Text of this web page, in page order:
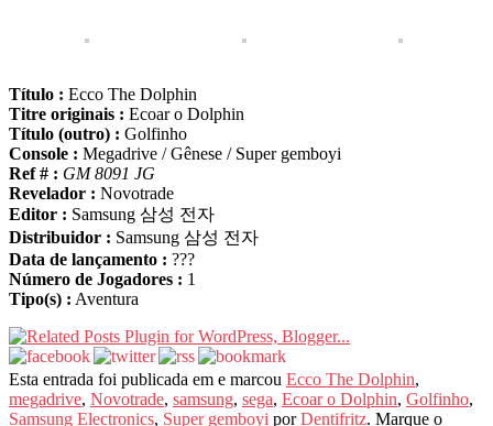
Título : Ecco The Dolphin
Titre originais : Ecoar o Dolphin
Título (outro) : Golfinho
Console : Megadrive / Gênese / Super gemboyi
Ref # : GM 8091 JG
Revelador : Novotrade
Editor : Samsung 삼성 전자
Distribuidor : Samsung 삼성 전자
Data de lançamento : ???
Número de Jogadores : 1
Tipo(s) : Aventura
Esta entrada foi publicada em e marcou Ecco The Dolphin,
megadrive, Novotrade, samsung, sega, Ecoar o Dolphin, Golfinho,
Samsung Electronics, Super gemboyi porDentifritz. Marque o